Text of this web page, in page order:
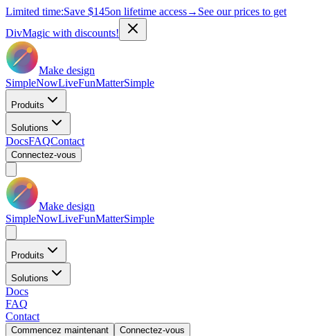
Limited time:Save $145on lifetime access→ See our prices to get
DivMagic with discounts!
Make design
SimpleNowLiveFunMatterSimple
Produits
Solutions
DocsFAQContact
Connectez-vous
Make design
SimpleNowLiveFunMatterSimple
Produits
Solutions
Docs
FAQ
Contact
Commencez maintenant Connectez-vous